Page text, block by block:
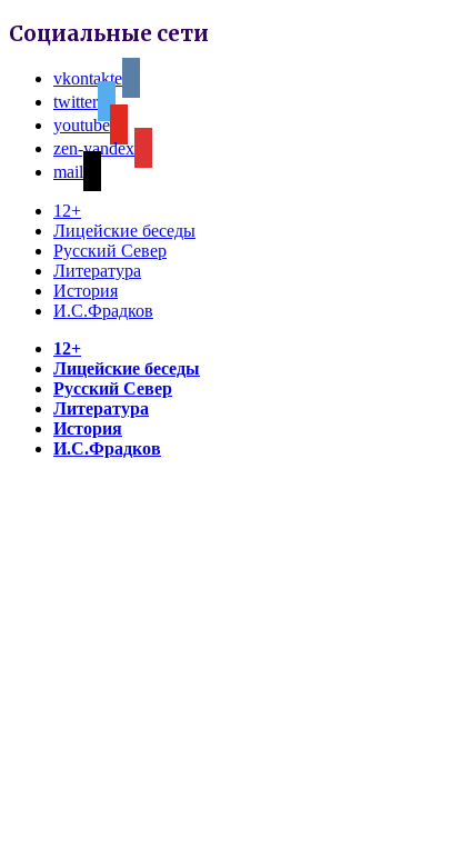
Социальные сети
vkontakte
twitter
youtube
zen-yandex
mail
12+
Лицейские беседы
Русский Север
Литература
История
И.С.Фрадков
12+
Лицейские беседы
Русский Север
Литература
История
И.С.Фрадков